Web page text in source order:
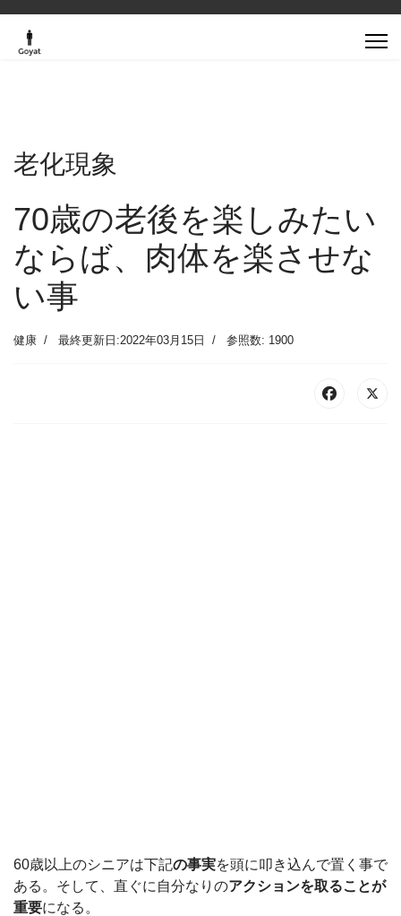
老化現象
70歳の老後を楽しみたい
ならば、肉体を楽させな
い事
健康 最終更新日:2022年03月15日 参照数: 1900
60歳以上のシニアは下記の事実を頭に叩き込んで置く事で
ある。そして、直ぐに自分なりのアクションを取ることが
重要になる。